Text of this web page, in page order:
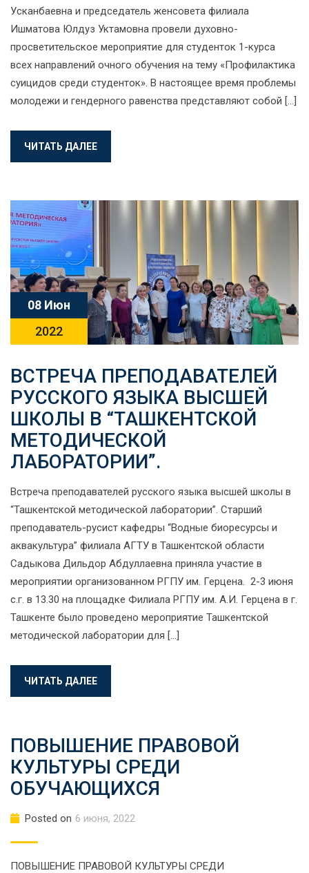
Усканбаевна и председатель женсовета филиала
Ишматова Юлдуз Уктамовна провели духовно-
просветительское мероприятие для студенток 1-курса
всех направлений очного обучения на тему «Профилактика
суицидов среди студенток». В настоящее время проблемы
молодежи и гендерного равенства представляют собой […]
ЧИТАТЬ ДАЛЕЕ
08 Июн
2022
ВСТРЕЧА ПРЕПОДАВАТЕЛЕЙ
РУССКОГО ЯЗЫКА ВЫСШЕЙ
ШКОЛЫ В “ТАШКЕНТСКОЙ
МЕТОДИЧЕСКОЙ
ЛАБОРАТОРИИ”.
Встреча преподавателей русского языка высшей школы в
“Ташкентской методической лаборатории”. Старший
преподаватель-русист кафедры “Водные биоресурсы и
аквакультура” филиала АГТУ в Ташкентской области
Садыкова Дильдор Абдуллаевна приняла участие в
мероприятии организованном РГПУ им. Герцена. 2-3 июня
с.г. в 13.30 на площадке Филиала РГПУ им. А.И. Герцена в г.
Ташкенте было проведено мероприятие Ташкентской
методической лаборатории для […]
ЧИТАТЬ ДАЛЕЕ
ПОВЫШЕНИЕ ПРАВОВОЙ
КУЛЬТУРЫ СРЕДИ
ОБУЧАЮЩИХСЯ
Posted on 6 июня, 2022
ПОВЫШЕНИЕ ПРАВОВОЙ КУЛЬТУРЫ СРЕДИ